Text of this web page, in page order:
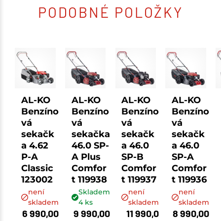
PODOBNÉ POLOŽKY
AL-KO
Benzíno
vá
sekačk
a 4.62
P-A
Classic
123002
není
skladem
6 990,00
AL-KO
Benzíno
vá
sekačka
46.0 SP-
A Plus
Comfor
t 119938
Skladem
4ks
9 990,00
AL-KO
Benzíno
vá
sekačk
a 46.0
SP-B
Comfor
t 119937
není
skladem
11 990,0
AL-KO
Benzíno
vá
sekačk
a 46.0
SP-A
Comfor
t 119936
není
skladem
8 990,00